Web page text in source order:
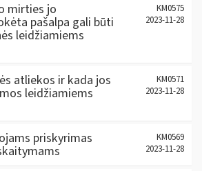
mirties jo
pašalpa gali būti
leidžiamiems
KM0575
2023-11-28
atliekos ir kada jos
leidžiamiems
KM0571
2023-11-28
priskyrimas
KM0569
2023-11-28